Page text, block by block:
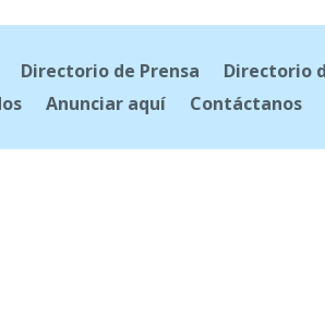
Directorio de Prensa Directorio
Anunciar aquí Contáctanos